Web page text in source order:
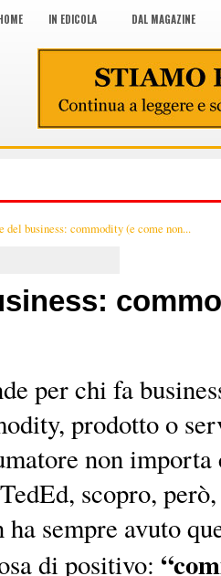
IN EDICOLA DAL MAGAZINE
del business: commodity (e come non...
per chi fa
prodotto o
non
scopro,
ha sempre avuto
di positivo: